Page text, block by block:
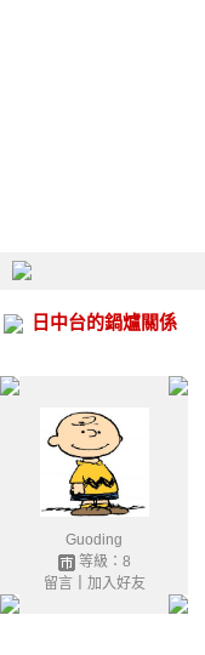
日中台的鍋爐關係
Guoding
等級：8
留言｜ 加入好友